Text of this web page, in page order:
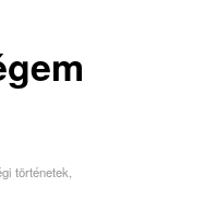
történetek